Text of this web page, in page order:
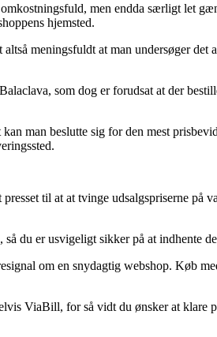
men endda særligt let
hjemsted.
meningsfuldt at man undersøger det
som dog er forudsat at der
man beslutte sig for den mest
til at at tvinge udsalgspriserne på
du er usvigeligt sikker på at indhente
om en snydagtig webshop. Køb
ViaBill, for så vidt du ønsker at klare